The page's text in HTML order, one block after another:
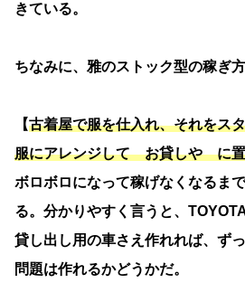
きている。
ちなみに、雅のストック型の稼ぎ方
【古着屋で服を仕入れ、それをス
服にアレンジして お貸しや に
ボロボロになって稼げなくなるま
る。分かりやすく言うと、
貸し出し用の車さえ作れれば、ず
問題は作れるかどうかだ。